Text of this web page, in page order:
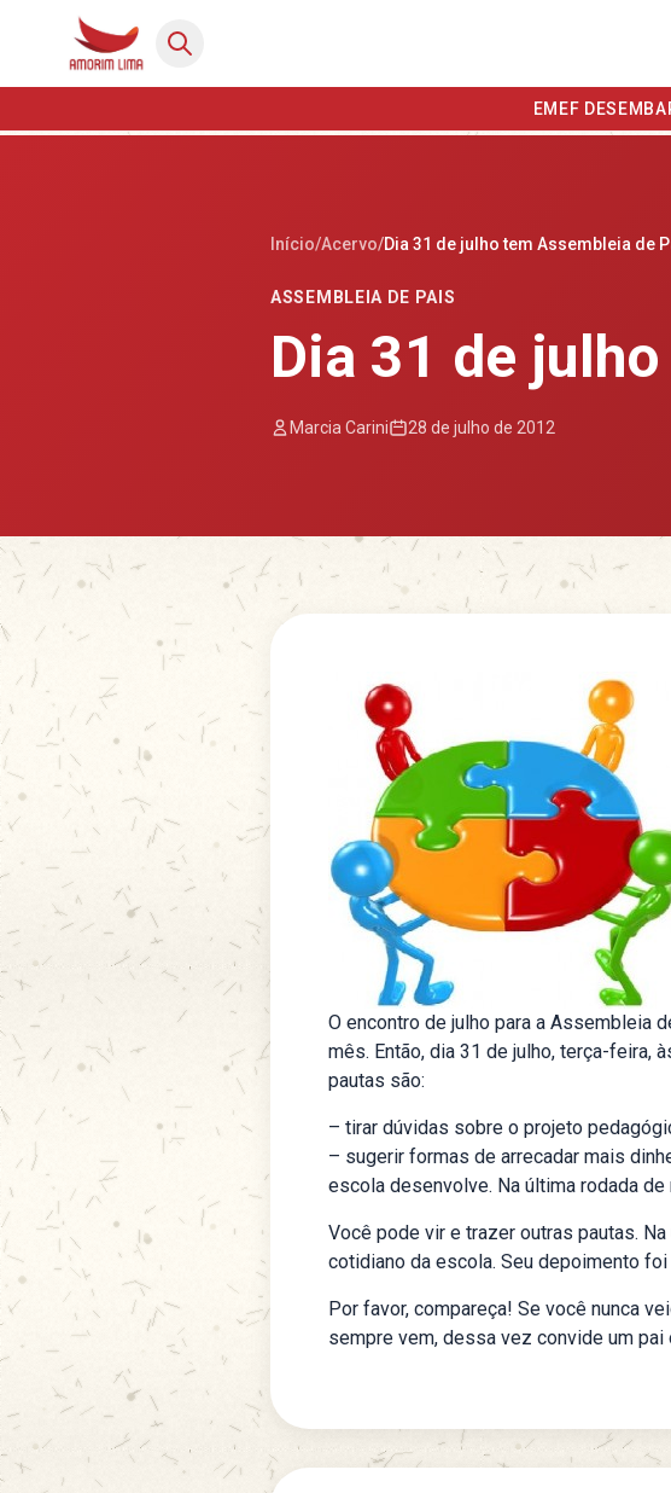
EMEF
Início/Acervo/Dia 31 de julho tem Assembleia de
ASSEMBLEIA DE PAIS
Dia 31 de
Marcia Carini 28 de julho de 2012
O encontro de julho para a Assembleia
mês. Então, dia 31 de julho, terça-feira,
pautas são:
– tirar dúvidas sobre o projeto
– sugerir formas de arrecadar mais
escola desenvolve. Na última rodada
Você pode vir e trazer outras pautas.
cotidiano da escola. Seu depoimento
Por favor, compareça! Se você nunca
sempre vem, dessa vez convide um pai